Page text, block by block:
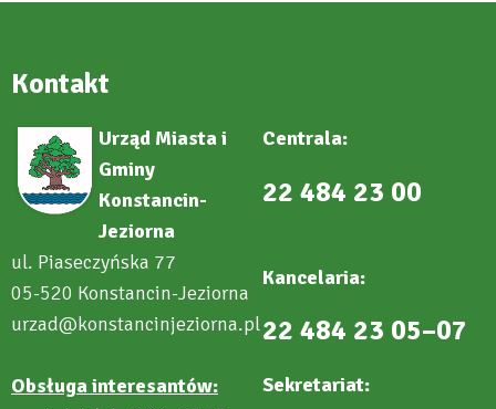
Kontakt
Urząd Miasta i
Gminy
Konstancin-
Jeziorna
ul. Piaseczyńska 77
05-520 Konstancin-Jeziorna
urzad@konstancinjeziorna.pl
Obsługa interesantów:
Centrala:
22 484 23 00
Kancelaria:
22 484 23 05–07
Sekretariat: